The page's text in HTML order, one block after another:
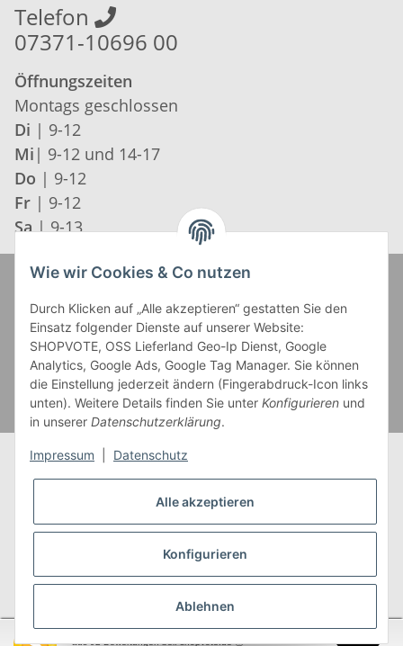
Telefon
07371-10696 00
Öffnungszeiten
Montags geschlossen
Di | 9-12
Mi | 9-12 und 14-17
Do | 9-12
Fr | 9-12
Sa | 9-13
* Alle Preise inkl. gesetzlicher USt., zzgl.Versand
** Gilt für Lieferungen innerhalb Deutschlands,
Lieferzeiten für andere Länder entnehmen Sie bitte
Versandkostenübersicht
Wie wir Cookies & Co nutzen
Durch Klicken auf „Alle akzeptieren“ gestatten Sie den
Einsatz folgender Dienste auf unserer Website:
SHOPVOTE, OSS Lieferland Geo-Ip Dienst, Google
Analytics, Google Ads, Google Tag Manager. Sie können
die Einstellung jederzeit ändern (Fingerabdruck-Icon links
unten). Weitere Details finden Sie unter Konfigurieren und
in unserer Datenschutzerklärung.
Impressum Datenschutz
Alle akzeptieren
Konfigurieren
Ablehnen
SEHR GUT (4.95 / 5)
aus92Bewertungen bei: shopvote.de ⓘ